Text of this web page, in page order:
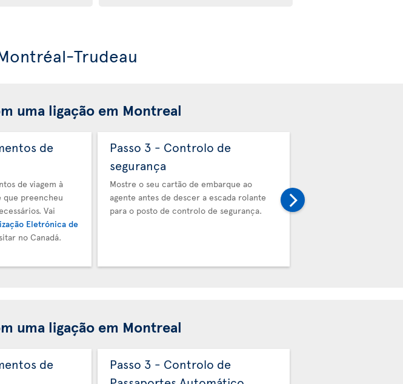
Trudeau
uma ligação em Montreal
de
de viagem à
preencheu
Vai
Eletrónica de
no Canadá.
Passo 3 - Controlo de
segurança
Mostre o seu cartão de embarque ao
agente antes de descer a escada rolante
para o posto de controlo de segurança.
uma ligação em Montreal
de
Passo 3 - Controlo de